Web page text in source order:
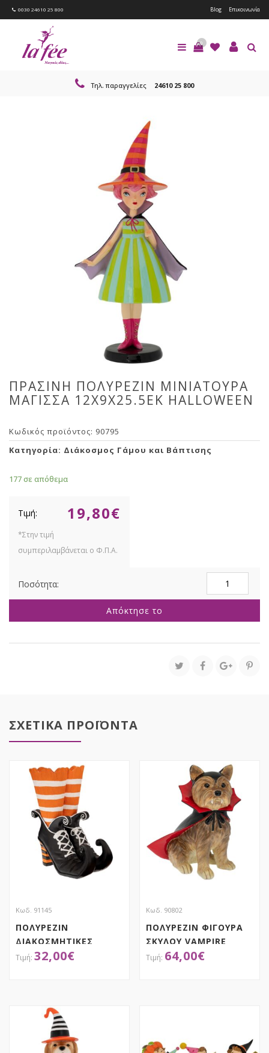
0030 24610 25 800 Blog Επικοινωνία
0
Τηλ. παραγγελίες 24610 25 800
ΠΡΑΣΙΝΗ ΠΟΛΥΡΕΖΙΝ ΜΙΝΙΑΤΟΥΡΑ
ΜΑΓΙΣΣΑ 12Χ9Χ25.5ΕΚ HALLOWEEN
Κωδικός προϊόντος: 90795
Κατηγορία: Διάκοσμος Γάμου και Βάπτισης
177 σε απόθεμα
19,80€
ΠΟΛΥΡΕΖΙΝ
ΜΙΝΙΑΤΟΥΡΑ
12Χ9Χ25.5ΕΚ
Απόκτησε το
ΣΧΕΤΙΚΑ ΠΡΟΪΟΝΤΑ
Κωδ. 91145
ΠΟΛΥΡΕΖΙΝ
ΔΙΑΚΟΣΜΗΤΙΚΕΣ
ΜΠΟΤΕΣ ΜΑΓΙΣΣΑΣ
32,00€
Κωδ. 90802
ΠΟΛΥΡΕΖΙΝ ΦΙΓΟΥΡΑ
ΣΚΥΛΟΥ VAMPIRE
25Χ27Χ36ΕΚ
64,00€